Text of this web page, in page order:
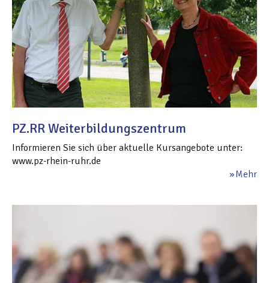
PZ.RR Weiterbildungszentrum
Informieren Sie sich über aktuelle Kursangebote unter:
www.pz-rhein-ruhr.de
Mehr